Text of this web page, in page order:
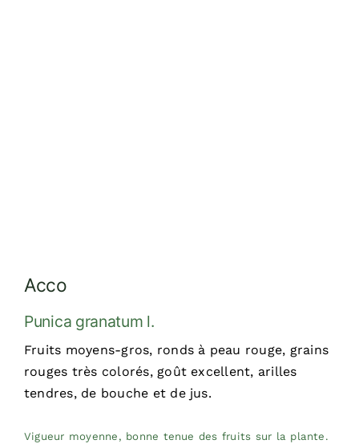
Acco
Punica granatum l.
Fruits moyens-gros, ronds à peau rouge, grains
rouges très colorés, goût excellent, arilles
tendres, de bouche et de jus.
Vigueur moyenne, bonne tenue des fruits sur la plante.